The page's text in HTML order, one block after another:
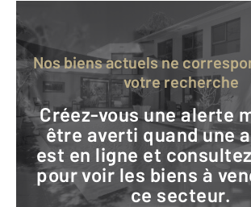
Nos biens actuels ne correspondent pas à
votre recherche
Créez-vous une alerte mail pour
être averti quand une
est en ligne et
pour voir les biens à
ce secteur.